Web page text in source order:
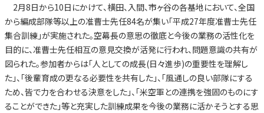
2月8日から10日にかけて、横田、入間、市ヶ谷の各基地において、全国
から編成部隊等以上の准曹士先任84名が集い「平成27年度准曹士先任
集合訓練」が実施された。空幕長の意思の徹底と今後の業務の活性化を
目的に、准曹士先任相互の意見交換が活発に行われ、問題意識の共有が
図られた。参加者からは「人としての成長(日々進歩)の重要性を理解し
た」、「後輩育成の更なる必要性を共有した」、「風通しの良い部隊にする
ため、皆で力を合わせる決意をした」、「米空軍との連携を強固のものにす
ることができた」等と充実した訓練成果を今後の業務に活かそうとする思